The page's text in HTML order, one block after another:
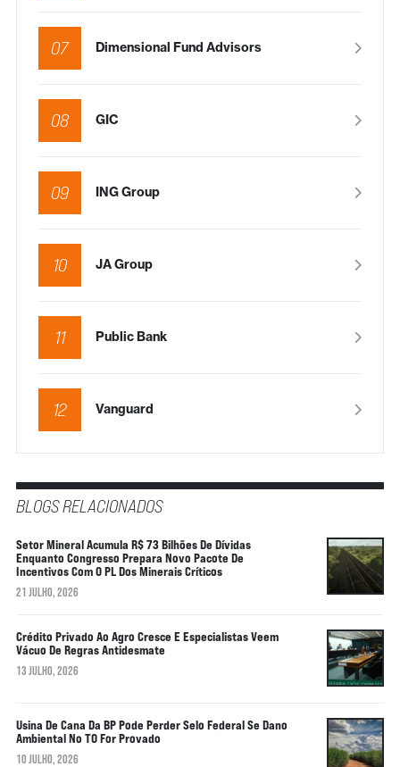
07 Dimensional Fund Advisors
08 GIC
09 ING Group
10 JA Group
11 Public Bank
12 Vanguard
BLOGS RELACIONADOS
Setor Mineral Acumula R$ 73 Bilhões De Dívidas
Enquanto Congresso Prepara Novo Pacote De
Incentivos Com O PL Dos Minerais Críticos
21 JULHO, 2026
Crédito Privado Ao Agro Cresce E Especialistas Veem
Vácuo De Regras Antidesmate
13 JULHO, 2026
Usina De Cana Da BP Pode Perder Selo Federal Se Dano
Ambiental No TO For Provado
10 JULHO, 2026